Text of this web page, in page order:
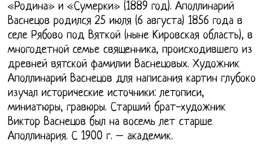
«Родина» и «Сумерки» (1889 год). Аполлинарий
Васнецов родился 25 июля (6 августа) 1856 года в
селе Рябово под Вяткой (ныне Кировская область), в
многодетной семье священника, происходившего из
древней вятской фамилии Васнецовых. Художник
Аполлинарий Васнецов для написания картин глубоко
изучал исторические источники: летописи,
миниатюры, гравюры. Старший брат-художник
Виктор Васнецов был на восемь лет старше
Аполлинария. С 1900 г. – академик.